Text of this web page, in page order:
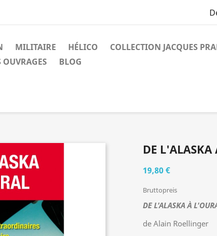
MILITAIRE HÉLICO COLLECTION JACQUES
OUVRAGES
BLOG
DE
19,80 €
Bruttopreis
DE L'ALASKA À
de Alain Roellinger